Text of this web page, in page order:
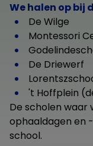
We halen op bij
De Wilge
Montessori
De Driewerf
't Hoffplein
De scholen waar
ophaaldagen en
school.